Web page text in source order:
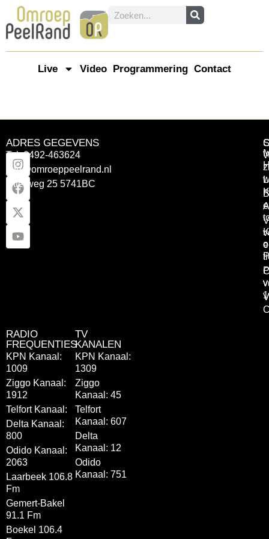
Live Video Programmering Contact
ADRES GEGEVENS
Tel: 0492-463624
info@omroeppeelrand.nl
Otterweg 25 5741BC
RADIO
FREQUENTIES
KPN Kanaal:
1009
Ziggo Kanaal:
1912
Telfort Kanaal:
Delta Kanaal:
800
Odido Kanaal:
2063
Laarbeek 106.8
Fm
Gemert-Bakel
91.1 Fm
Boekel 106.4
TV
KANALEN
KPN Kanaal:
1309
Ziggo
Kanaal: 45
Telfort
Kanaal: 607
Delta
Kanaal: 12
Odido
Kanaal: 751